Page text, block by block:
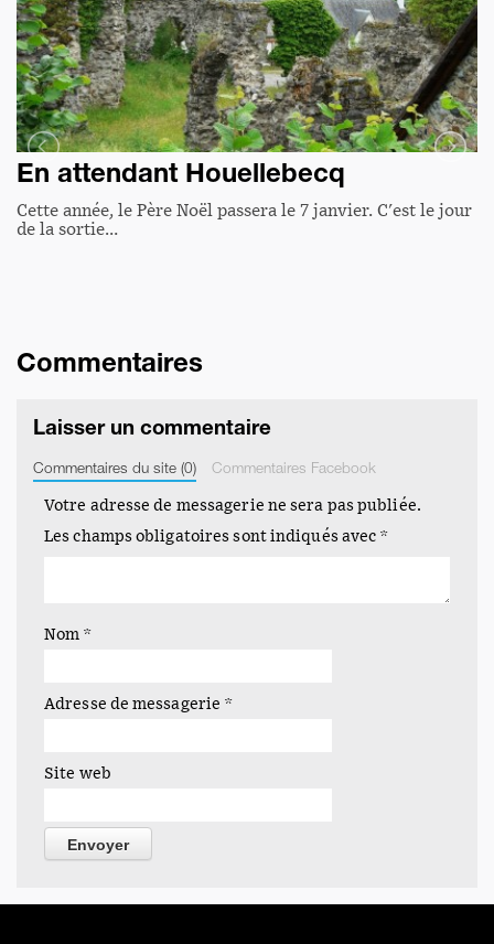
En attendant Houellebecq
Cette année, le Père Noël passera le 7 janvier. C'est le jour
de la sortie…
Commentaires
Laisser un commentaire
Commentaires du site (0) Commentaires Facebook
Votre adresse de messagerie ne sera pas publiée.
Les champs obligatoires sont indiqués avec *
Nom *
Adresse de messagerie *
Site web